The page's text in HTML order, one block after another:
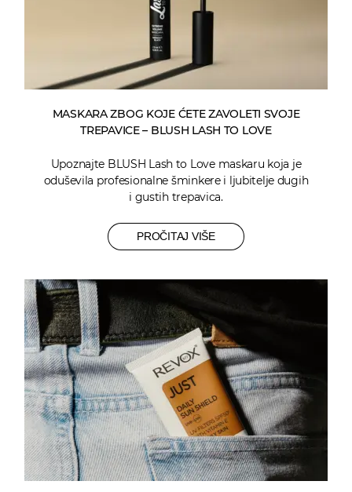
MASKARA ZBOG KOJE ĆETE ZAVOLETI SVOJE
TREPAVICE – BLUSH LASH TO LOVE
Upoznajte BLUSH Lash to Love maskaru koja je
oduševila profesionalne šminkere i ljubitelje dugih
i gustih trepavica.
PROČITAJ VIŠE